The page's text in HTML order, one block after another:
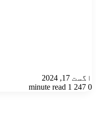
اگست 17, 2024
0
1 minute read